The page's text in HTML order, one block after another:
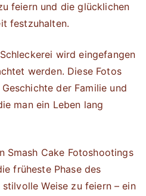
feiern und die glücklichen
festzuhalten.
wird eingefangen
werden. Diese Fotos
der Familie und
man ein Leben lang
Smash Cake Fotoshootings
früheste Phase des
Weise zu feiern – ein